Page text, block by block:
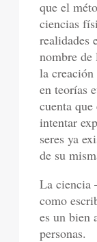
que el
ciencias
realidades
nombre de
la
en teorías
cuenta
intentar
seres ya
de su
La ciencia
como
es un bien
personas.